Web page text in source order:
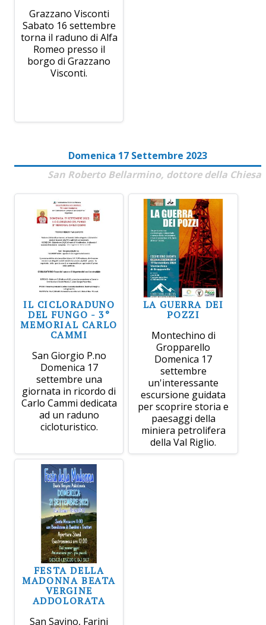
Grazzano Visconti
Sabato 16 settembre
torna il raduno di Alfa
Romeo presso il
borgo di Grazzano
Visconti.
Domenica 17 Settembre 2023
San Roberto Bellarmino, dottore della Chiesa
IL CICLORADUNO
DEL FUNGO - 3°
MEMORIAL CARLO
CAMMI
San Giorgio P.no
Domenica 17
settembre una
giornata in ricordo di
Carlo Cammi dedicata
ad un raduno
cicloturistico.
LA GUERRA DEI
POZZI
Montechino di
Gropparello
Domenica 17
settembre
un'interessante
escursione guidata
per scoprire storia e
paesaggi della
miniera petrolifera
della Val Riglio.
FESTA DELLA
MADONNA BEATA
VERGINE
ADDOLORATA
San Savino, Farini